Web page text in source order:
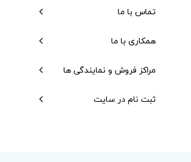
تماس با ما
همکاری با ما
مراکز فروش و نمایندگی ها
ثبت نام در سایت